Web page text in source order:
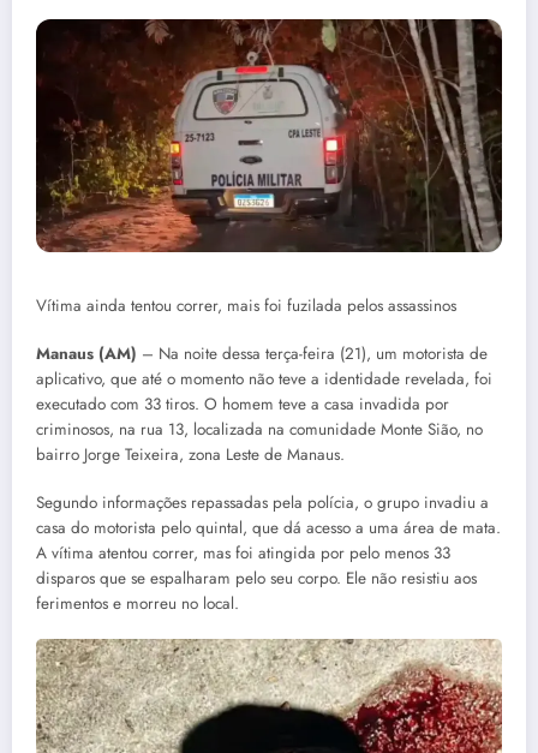
Vítima ainda tentou correr, mais foi fuzilada pelos assassinos
Manaus (AM) – Na noite dessa terça-feira (21), um motorista de
aplicativo, que até o momento não teve a identidade revelada, foi
executado com 33 tiros. O homem teve a casa invadida por
criminosos, na rua 13, localizada na comunidade Monte Sião, no
bairro Jorge Teixeira, zona Leste de Manaus.
Segundo informações repassadas pela polícia, o grupo invadiu a
casa do motorista pelo quintal, que dá acesso a uma área de mata.
A vítima atentou correr, mas foi atingida por pelo menos 33
disparos que se espalharam pelo seu corpo. Ele não resistiu aos
ferimentos e morreu no local.